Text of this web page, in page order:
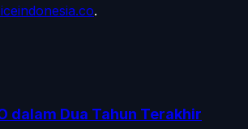
.
dalam Dua Tahun Terakhir